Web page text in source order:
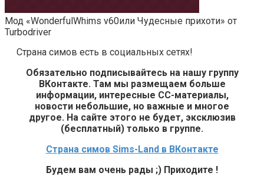
Мод «WonderfulWhims v60или Чудесные прихоти» от
Turbodriver
Страна симов есть в социальных сетях!
Обязательно подписывайтесь на нашу группу
ВКонтакте. Там мы размещаем больше
информации, интересные СС-материалы,
новости небольшие, но важные и многое
другое. На сайте этого не будет, эксклюзив
(бесплатный) только в группе.
Страна симов Sims-Land в ВКонтакте
Будем вам очень рады ;) Приходите !